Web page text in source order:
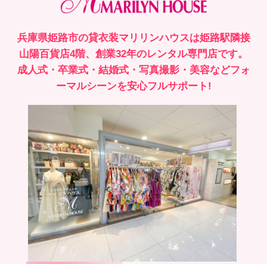
兵庫県姫路市の貸衣装マリリンハウスは姫路駅隣接
山陽百貨店4階、創業32年のレンタル専門店です。
成人式・卒業式・結婚式・写真撮影・美容などフォ
ーマルシーンを安心フルサポート!